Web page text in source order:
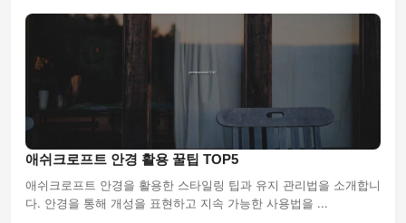
애쉬크로프트 안경 활용 꿀팁 TOP5
애쉬크로프트 안경을 활용한 스타일링 팁과 유지 관리법을 소개합니
다. 안경을 통해 개성을 표현하고 지속 가능한 사용법을 ...